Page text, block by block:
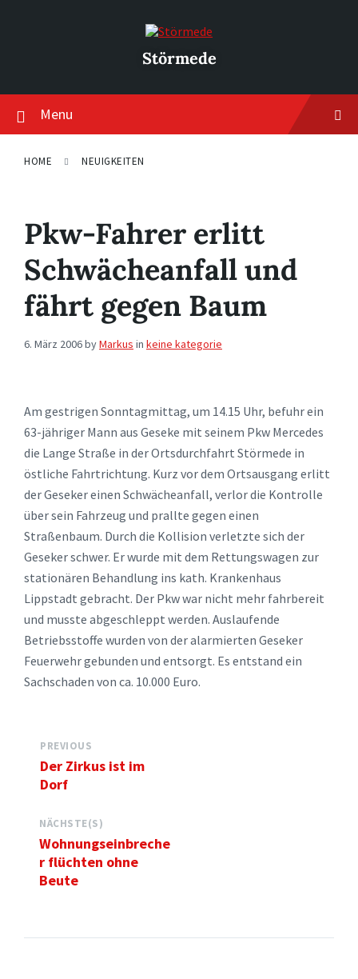
Störmede
Menu
HOME NEUIGKEITEN
Pkw-Fahrer erlitt
Schwächeanfall und
fährt gegen Baum
6. März 2006byMarkus in keine kategorie
Am gestrigen Sonntagmittag, um 14.15 Uhr, befuhr ein
63-jähriger Mann aus Geseke mit seinem Pkw Mercedes
die Lange Straße in der Ortsdurchfahrt Störmede in
östliche Fahrtrichtung. Kurz vor dem Ortsausgang erlitt
der Geseker einen Schwächeanfall, verlor die Kontrolle
über sein Fahrzeug und prallte gegen einen
Straßenbaum. Durch die Kollision verletzte sich der
Geseker schwer. Er wurde mit dem Rettungswagen zur
stationären Behandlung ins kath. Krankenhaus
Lippstadt gebracht. Der Pkw war nicht mehr fahrbereit
und musste abgeschleppt werden. Auslaufende
Betriebsstoffe wurden von der alarmierten Geseker
Feuerwehr gebunden und entsorgt. Es entstand ein
Sachschaden von ca. 10.000 Euro.
PREVIOUS
Der Zirkus ist im
Dorf
NÄCHSTE(S)
Wohnungseinbreche
r flüchten ohne
Beute